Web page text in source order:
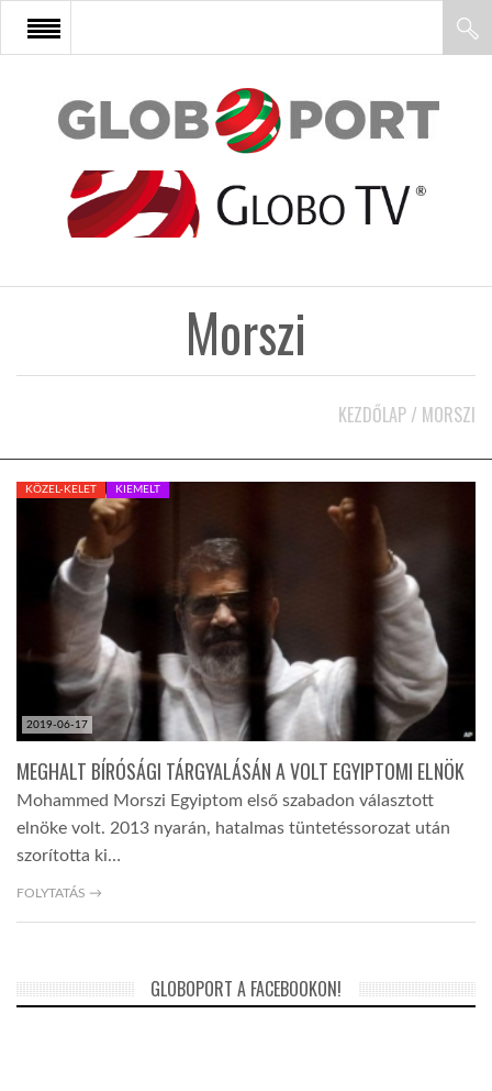
FŐOLDAL
AFRIKA
KÖZEL-KELET
AUSZTRÁLIA
A VILÁG ITTHON
GLOBOTV BP
Morszi
KEZDŐLAP / MORSZI
2019-06-17
KÖZEL-KELET KIEMELT
MEGHALT BÍRÓSÁGI TÁRGYALÁSÁN A VOLT EGYIPTOMI ELNÖK
Mohammed Morszi Egyiptom első szabadon választott
elnöke volt. 2013 nyarán, hatalmas tüntetéssorozat után
szorította ki…
FOLYTATÁS →
GLOBOPORT A FACEBOOKON!